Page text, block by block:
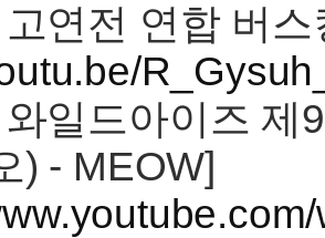
연전 연합 버
일드아이즈 제
) - MEOW]